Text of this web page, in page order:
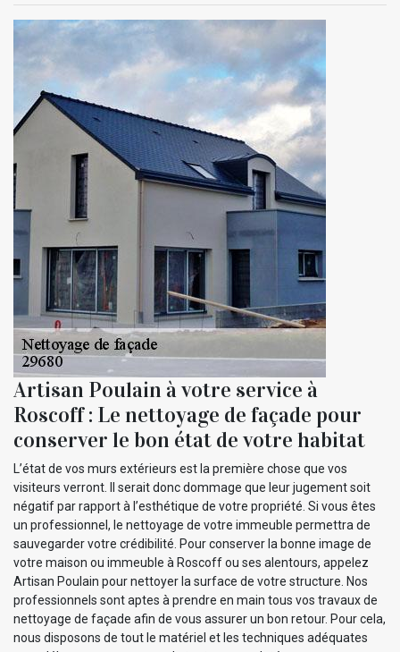
Artisan Poulain à votre service à
Roscoff : Le nettoyage de façade pour
conserver le bon état de votre habitat
L’état de vos murs extérieurs est la première chose que vos
visiteurs verront. Il serait donc dommage que leur jugement soit
négatif par rapport à l’esthétique de votre propriété. Si vous êtes
un professionnel, le nettoyage de votre immeuble permettra de
sauvegarder votre crédibilité. Pour conserver la bonne image de
votre maison ou immeuble à Roscoff ou ses alentours, appelez
Artisan Poulain pour nettoyer la surface de votre structure. Nos
professionnels sont aptes à prendre en main tous vos travaux de
nettoyage de façade afin de vous assurer un bon retour. Pour cela,
nous disposons de tout le matériel et les techniques adéquates